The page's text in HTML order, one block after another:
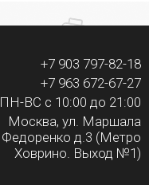
+7 903 797-82-18
+7 963 672-67-27
ПН-ВС с 10:00 до 21:00
Москва, ул. Маршала
Федоренко д.3 (Метро
Ховрино. Выход №1)